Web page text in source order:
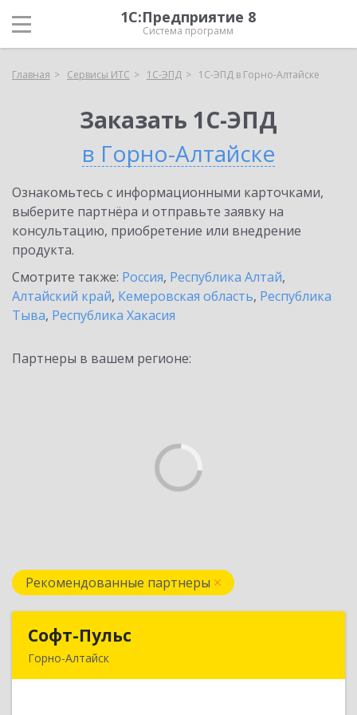
1С:Предприятие 8
Система программ
Главная Сервисы ИТС 1С-ЭПД 1С-ЭПД в Горно-Алтайске
Заказать 1С-ЭПД
в Горно-Алтайске
Ознакомьтесь с информационными карточками,
выберите партнёра и отправьте заявку на
консультацию, приобретение или внедрение
продукта.
Смотрите также: Россия, Республика Алтай,
Алтайский край, Кемеровская область, Республика
Тыва, Республика Хакасия
Партнеры в вашем регионе:
Рекомендованные партнеры
Софт-Пульс
Горно-Алтайск